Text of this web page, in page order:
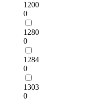
1200
0
1280
0
1284
0
1303
0